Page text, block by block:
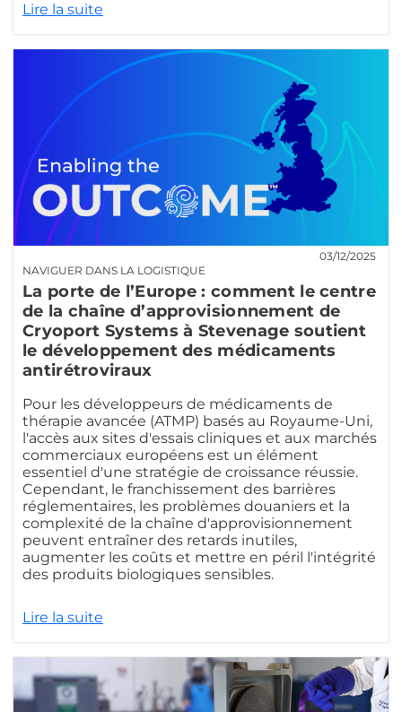
Lire la suite
NAVIGUER DANS LA LOGISTIQUE
03/12/2025
La porte de l’Europe : comment le centre
de la chaîne d’approvisionnement de
Cryoport Systems à Stevenage soutient
le développement des médicaments
antirétroviraux
Pour les développeurs de médicaments de
thérapie avancée (ATMP) basés au Royaume-Uni,
l'accès aux sites d'essais cliniques et aux marchés
commerciaux européens est un élément
essentiel d'une stratégie de croissance réussie.
Cependant, le franchissement des barrières
réglementaires, les problèmes douaniers et la
complexité de la chaîne d'approvisionnement
peuvent entraîner des retards inutiles,
augmenter les coûts et mettre en péril l'intégrité
des produits biologiques sensibles.
Lire la suite